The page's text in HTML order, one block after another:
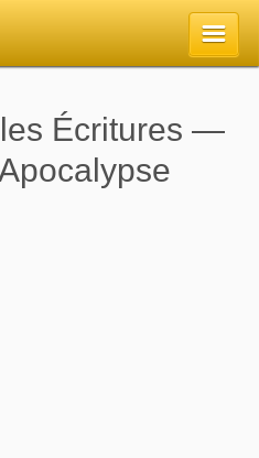
Bible
Écritures —